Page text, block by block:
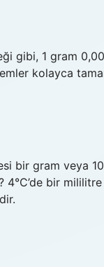
gibi, 1 gram
kolayca
bir gram veya
4°C’de bir